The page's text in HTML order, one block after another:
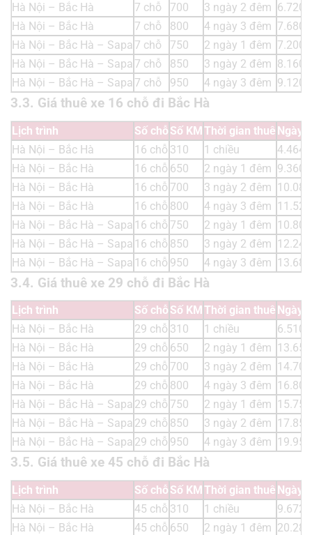
Hà Nội – Bắc Hà
7 chỗ 700 3 ngày 2 đêm
Hà Nội – Bắc Hà
7 chỗ 800 4 ngày 3 đêm
Hà Nội – Bắc Hà – Sapa 7 chỗ 750 2 ngày 1 đêm
Hà Nội – Bắc Hà – Sapa 7 chỗ 850 3 ngày 2 đêm
Hà Nội – Bắc Hà – Sapa 7 chỗ 950 4 ngày 3 đêm
3.3. Giá thuê xe 16 chỗ đi Bắc Hà
Lịch trình Số chỗ Số KMThời gian thuê Ngày
Hà Nội – Bắc Hà
16 chỗ 310 1 chiều
Hà Nội – Bắc Hà
16 chỗ 650 2 ngày 1 đêm
Hà Nội – Bắc Hà
16 chỗ 700 3 ngày 2 đêm
Hà Nội – Bắc Hà
16 chỗ 800 4 ngày 3 đêm
Hà Nội – Bắc Hà – Sapa 16 chỗ 750 2 ngày 1 đêm
Hà Nội – Bắc Hà – Sapa 16 chỗ 850 3 ngày 2 đêm
Hà Nội – Bắc Hà – Sapa 16 chỗ 950 4 ngày 3 đêm
3.4. Giá thuê xe 29 chỗ đi Bắc Hà
Lịch trình Số chỗ Số KM Thời gian thuê Ngày
Hà Nội – Bắc Hà
29 chỗ 310 1 chiều
Hà Nội – Bắc Hà
29 chỗ 650 2 ngày 1 đêm
Hà Nội – Bắc Hà
29 chỗ 700 3 ngày 2 đêm
Hà Nội – Bắc Hà
29 chỗ 800 4 ngày 3 đêm
Hà Nội – Bắc Hà – Sapa 29 chỗ 750 2 ngày 1 đêm
Hà Nội – Bắc Hà – Sapa 29 chỗ 850 3 ngày 2 đêm
Hà Nội – Bắc Hà – Sapa 29 chỗ 950 4 ngày 3 đêm
3.5. Giá thuê xe 45 chỗ đi Bắc Hà
Lịch trình Số chỗ Số KMThời gian thuê Ngày
Hà Nội – Bắc Hà
45 chỗ 310 1 chiều
Hà Nội – Bắc Hà
45 chỗ 650 2 ngày 1 đêm